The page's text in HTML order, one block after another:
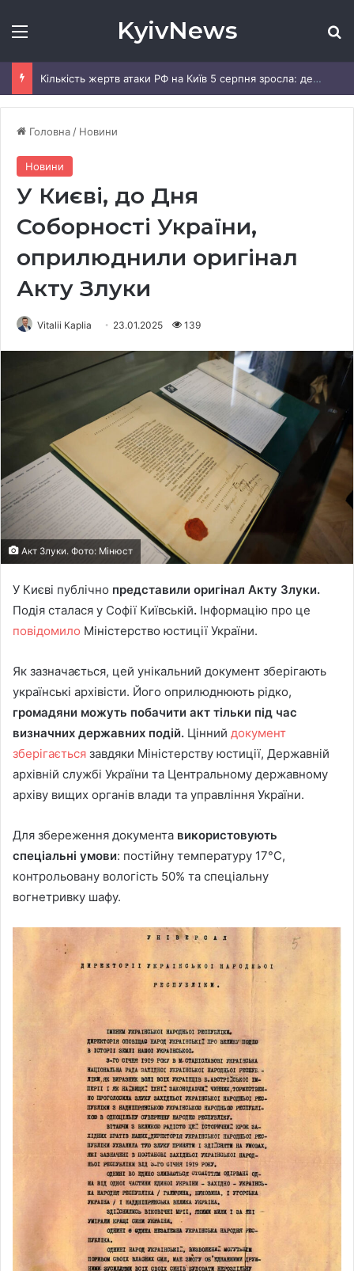
Меню KyivNews
Кількість жертв атаки РФ на Київ 5 серпня зросла: деталі
Головна / Новини
Новини
У Києві, до Дня
Соборності України,
оприлюднили оригінал
Акту Злуки
Vitalii Kaplia 23.01.2025 139
Акт Злуки. Фото: Мінюст
У Києві публічно представили оригінал Акту Злуки.
Подія сталася у Софії Київській. Інформацію про це
повідомило Міністерство юстиції України.
Як зазначається, цей унікальний документ зберігають
українські архівісти. Його оприлюднюють рідко,
громадяни можуть побачити акт тільки під час
визначних державних подій. Цінний документ
зберігається завдяки Міністерству юстиції, Державній
архівній службі України та Центральному державному
архіву вищих органів влади та управління України.
Для збереження документа використовують
спеціальні умови: постійну температуру 17°C,
контрольовану вологість 50% та спеціальну
вогнетривку шафу.